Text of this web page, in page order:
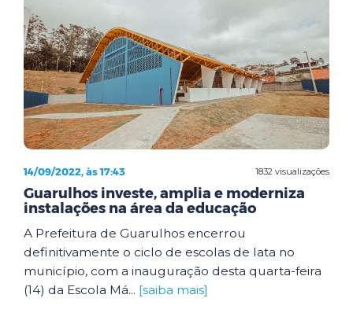
1832 visualizações
14/09/2022, às 17:43
Guarulhos investe, amplia e moderniza
instalações na área da educação
A Prefeitura de Guarulhos encerrou
definitivamente o ciclo de escolas de lata no
município, com a inauguração desta quarta-feira
(14) da Escola Má... [saiba mais]